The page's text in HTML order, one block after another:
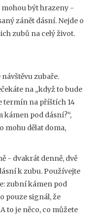
mohou být hrazeny -
zánět dásní. Nejde o
zubů na celý život.
zubaře.
na „když to bude
termín na příštích 14
kámen pod dásní?“,
mohu dělat doma,
- dvakrát denně, dvě
k zubu. Používejte
zubní kámen pod
pouze signál, že
to je něco, co můžete